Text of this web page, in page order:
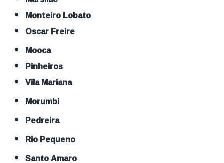
Monteiro Lobato
Oscar Freire
Mooca
Pinheiros
Vila Mariana
Morumbi
Pedreira
Rio Pequeno
Santo Amaro